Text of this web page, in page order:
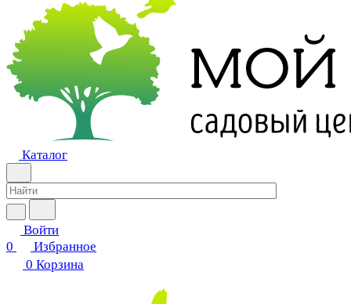
Каталог
Войти
0
Избранное
0 Корзина